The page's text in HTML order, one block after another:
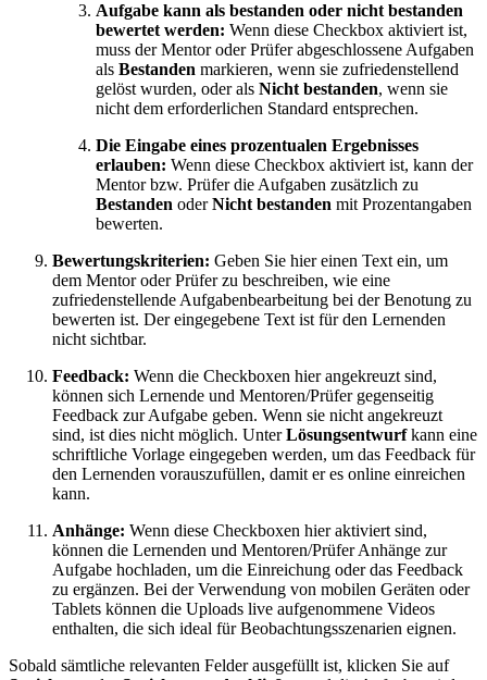
Aufgabe kann als bestanden oder nicht bestanden
bewertet werden: Wenn diese Checkbox aktiviert ist,
muss der Mentor oder Prüfer abgeschlossene Aufgaben
als Bestanden markieren, wenn sie zufriedenstellend
gelöst wurden, oder als Nicht bestanden, wenn sie
nicht dem erforderlichen Standard entsprechen.
Die Eingabe eines prozentualen Ergebnisses
erlauben: Wenn diese Checkbox aktiviert ist, kann der
Mentor bzw. Prüfer die Aufgaben zusätzlich zu
Bestanden oderNicht bestanden mit Prozentangaben
bewerten.
Bewertungskriterien: Geben Sie hier einen Text ein, um
dem Mentor oder Prüfer zu beschreiben, wie eine
zufriedenstellende Aufgabenbearbeitung bei der Benotung zu
bewerten ist. Der eingegebene Text ist für den Lernenden
nicht sichtbar.
Feedback: Wenn die Checkboxen hier angekreuzt sind,
können sich Lernende und Mentoren/Prüfer gegenseitig
Feedback zur Aufgabe geben. Wenn sie nicht angekreuzt
sind, ist dies nicht möglich. UnterLösungsentwurfkann eine
schriftliche Vorlage eingegeben werden, um das Feedback für
den Lernenden vorauszufüllen, damit er es online einreichen
kann.
Anhänge: Wenn diese Checkboxen hier aktiviert sind,
können die Lernenden und Mentoren/Prüfer Anhänge zur
Aufgabe hochladen, um die Einreichung oder das Feedback
zu ergänzen. Bei der Verwendung von mobilen Geräten oder
Tablets können die Uploads live aufgenommene Videos
enthalten, die sich ideal für Beobachtungsszenarien eignen.
Sobald sämtliche relevanten Felder ausgefüllt ist, klicken Sie auf